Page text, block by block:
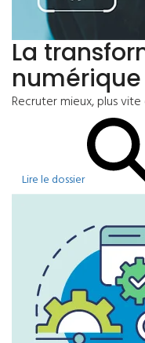
La
numérique
Recruter mieux, plus
Lire le dossier